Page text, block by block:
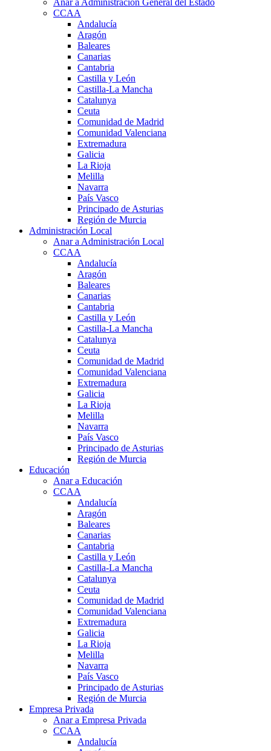
CCAA
Andalucía
Aragón
Baleares
Canarias
Cantabria
Castilla y León
Castilla-La Mancha
Catalunya
Ceuta
Comunidad de Madrid
Comunidad Valenciana
Extremadura
Galicia
La Rioja
Melilla
Navarra
País Vasco
Principado de Asturias
Región de Murcia
Administración Local
Anar a Administración Local
CCAA
Andalucía
Aragón
Baleares
Canarias
Cantabria
Castilla y León
Castilla-La Mancha
Catalunya
Ceuta
Comunidad de Madrid
Comunidad Valenciana
Extremadura
Galicia
La Rioja
Melilla
Navarra
País Vasco
Principado de Asturias
Región de Murcia
Educación
Anar a Educación
CCAA
Andalucía
Aragón
Baleares
Canarias
Cantabria
Castilla y León
Castilla-La Mancha
Catalunya
Ceuta
Comunidad de Madrid
Comunidad Valenciana
Extremadura
Galicia
La Rioja
Melilla
Navarra
País Vasco
Principado de Asturias
Región de Murcia
Empresa Privada
Anar a Empresa Privada
CCAA
Andalucía